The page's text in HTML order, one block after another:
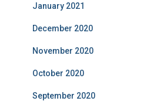
January 2021
December 2020
November 2020
October 2020
September 2020